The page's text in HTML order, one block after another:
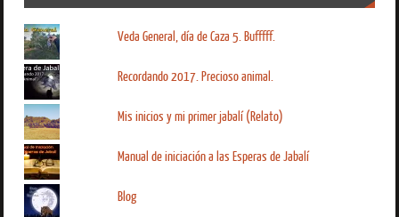
Veda General, día de Caza 5. Bufffff.
Recordando 2017. Precioso animal.
Mis inicios y mi primer jabalí (Relato)
Manual de iniciación a las Esperas de Jabalí
Blog